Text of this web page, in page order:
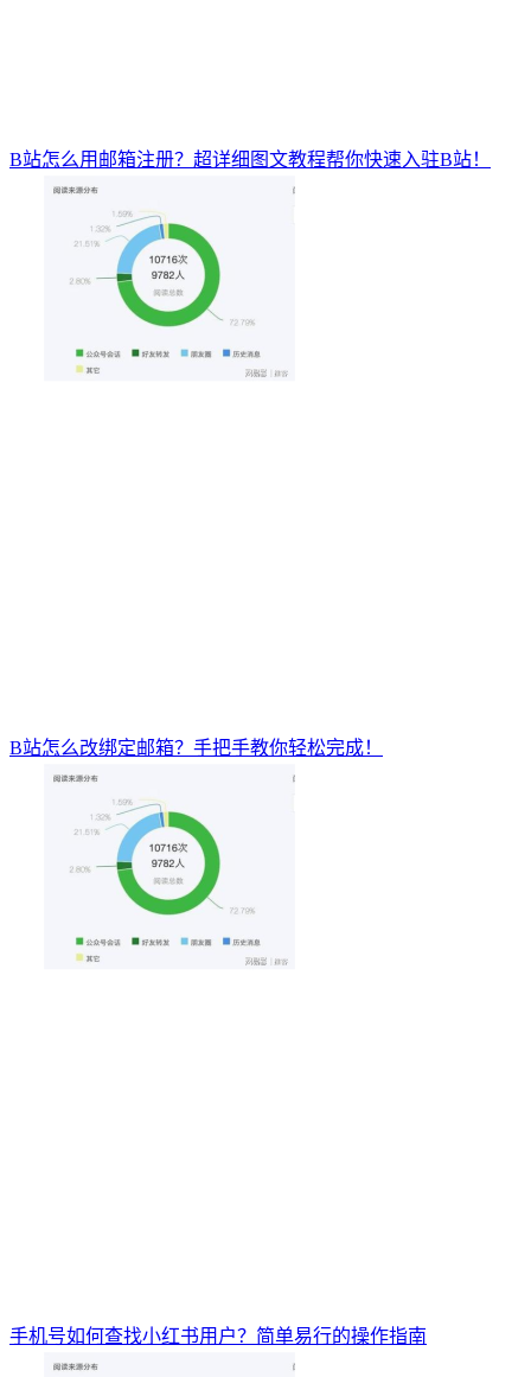
B站怎么用邮箱注册？超详细图文教程帮你快速入驻B站！
B站怎么改绑定邮箱？手把手教你轻松完成！
手机号如何查找小红书用户？简单易行的操作指南